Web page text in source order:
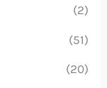
(2)
(51)
(20)